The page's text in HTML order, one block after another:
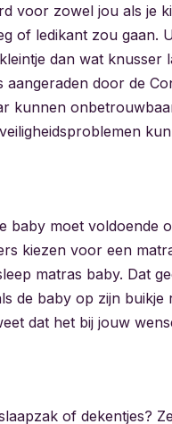
voor zowel jou als je
of ledikant zou gaan.
dan wat knusser
aangeraden door de
kunnen
baby moet voldoende
kiezen voor een
matras baby. Dat
de baby op zijn buikje
dat het bij jouw
of dekentjes?